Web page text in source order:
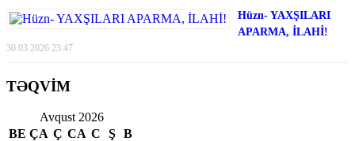
Hüzn- YAXŞILARI
APARMA, İLAHİ!
30.03.2026 23:47
TƏQVİM
Avqust 2026
BE ÇA Ç CA C Ş
B